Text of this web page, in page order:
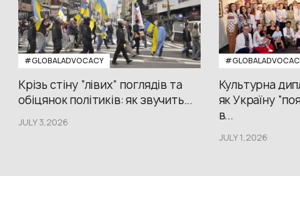
#GLOBALADVOCACY
Крізь стіну “лівих” поглядів та
обіцянок політиків: як звучить...
JULY 3,2026
Культурна
як Україну
в...
JULY 1,2026